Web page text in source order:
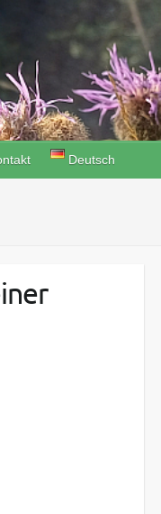
Deutsch